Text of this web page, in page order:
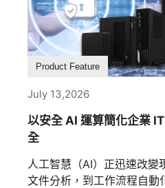
Product Feature
July 13,2026
以安全 AI 運算簡化企業
全
人工智慧（AI）正迅速改變
文件分析，到工作流程自動